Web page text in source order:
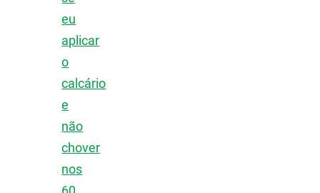
eu
aplicar
o
calcário
e
não
chover
nos